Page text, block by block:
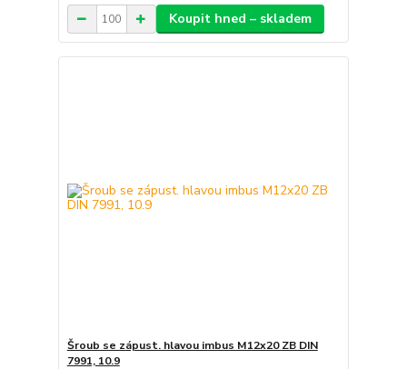
Koupit hned – skladem
Šroub se zápust. hlavou imbus M12x20 ZB DIN
7991, 10.9